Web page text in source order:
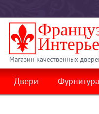
Магазин качественных
Двери Фурнитура